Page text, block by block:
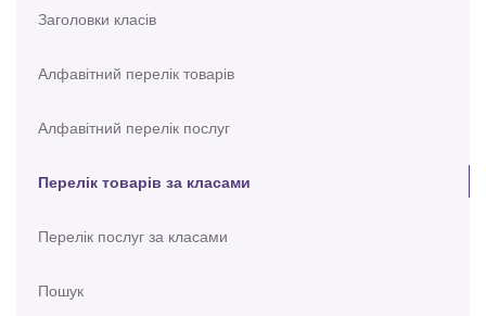
Заголовки класів
Алфавітний перелік товарів
Алфавітний перелік послуг
Перелік товарів за класами
Перелік послуг за класами
Пошук